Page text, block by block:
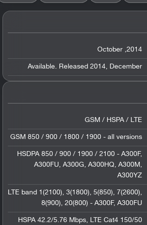
2014, October
Available. Released 2014, December
GSM / HSPA / LTE
GSM 850 / 900 / 1800 / 1900 - all versions
HSDPA 850 / 900 / 1900 / 2100 - A300F,
A300FU, A300G, A300HQ, A300M,
A300YZ
LTE band 1(2100), 3(1800), 5(850), 7(2600),
8(900), 20(800) - A300F, A300FU
HSPA 42.2/5.76 Mbps, LTE Cat4 150/50